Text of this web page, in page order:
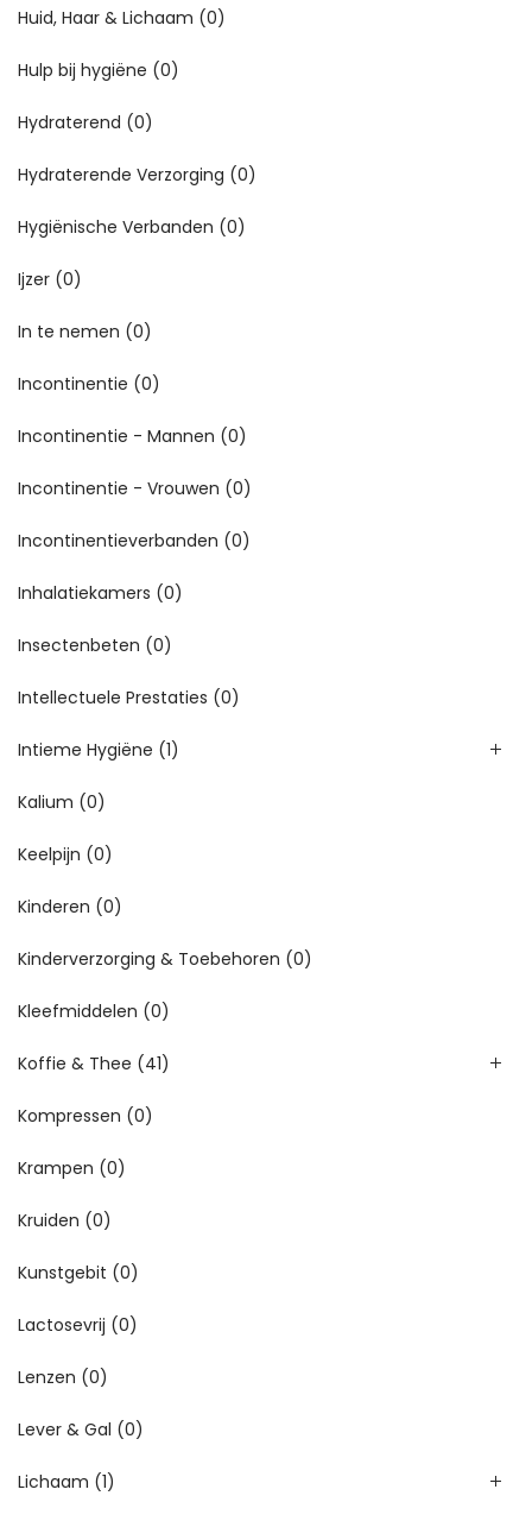
Huid, Haar & Lichaam (0)
Hulp bij hygiëne (0)
Hydraterend (0)
Hydraterende Verzorging (0)
Hygiënische Verbanden (0)
Ijzer (0)
In te nemen (0)
Incontinentie (0)
Incontinentie - Mannen (0)
Incontinentie - Vrouwen (0)
Incontinentieverbanden (0)
Inhalatiekamers (0)
Insectenbeten (0)
Intellectuele Prestaties (0)
Intieme Hygiëne (1)
Kalium (0)
Keelpijn (0)
Kinderen (0)
Kinderverzorging & Toebehoren (0)
Kleefmiddelen (0)
Koffie & Thee (41)
Kompressen (0)
Krampen (0)
Kruiden (0)
Kunstgebit (0)
Lactosevrij (0)
Lenzen (0)
Lever & Gal (0)
Lichaam (1)